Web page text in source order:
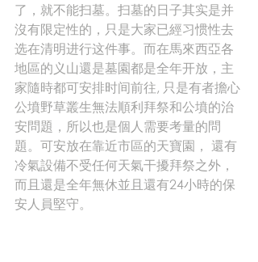
了，就不能扫墓。扫墓的日子其实是并
沒有限定性的，只是大家已經习惯性去
选在清明进行这件事。而在馬來西亞各
地區的义山還是墓園都是全年开放，主
家隨時都可安排时间前往, 只是有者擔心
公墳野草叢生無法順利拜祭和公墳的治
安問題，所以也是個人需要考量的問
題。可安放在靠近市區的天寶園， 還有
冷氣設備不受任何天氣干擾拜祭之外，
而且還是全年無休並且還有24小時的保
安人員堅守。